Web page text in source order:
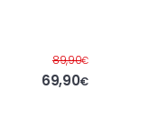
89,90€Abans
69,90€